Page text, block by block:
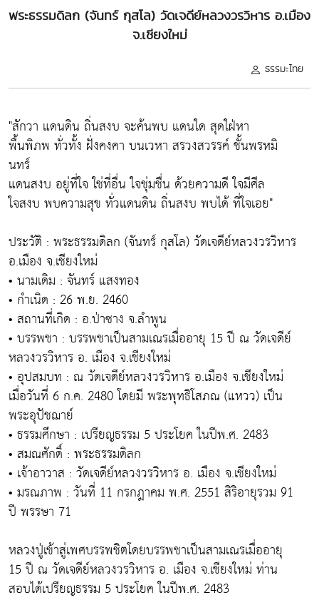
พระธรรมดิลก (จันทร์ กุสโล) วัดเจดีย์หลวงวรวิหาร อ.เมือง
จ.เชียงใหม่
ธรรมะไทย
"สักวา แดนดิน ถิ่นสงบ จะค้นพบ แดนใด สุดใฝ่หา
พื้นพิภพ ทั่วทั้ง ฝั่งคงคา บนเวหา สรวงสวรรค์ ชั้นพรหมิ
นทร์
แดนสงบ อยู่ที่ใจ ใช่ที่อื่น ใจชุ่มชื่น ด้วยความดี ใจมีศีล
ใจสงบ พบความสุข ทั่วแดนดิน ถิ่นสงบ พบได้ ที่ใจเอย"
ประวัติ : พระธรรมดิลก (จันทร์ กุสโล) วัดเจดีย์หลวงวรวิหาร
อ.เมือง จ.เชียงใหม่
• นามเดิม : จันทร์ แสงทอง
• กำเนิด : 26 พ.ย. 2460
• สถานที่เกิด : อ.ป่าซาง จ.ลำพูน
• บรรพชา : บรรพชาเป็นสามเณรเมื่ออายุ 15 ปี ณ วัดเจดีย์
หลวงวรวิหาร อ. เมือง จ.เชียงใหม่
• อุปสมบท : ณ วัดเจดีย์หลวงวรวิหาร อ.เมือง จ.เชียงใหม่
เมื่อวันที่ 6 ก.ค. 2480 โดยมี พระพุทธิโสภณ (แหวว) เป็น
พระอุปัชฌาย์
• ธรรมศึกษา : เปรียญธรรม 5 ประโยค ในปีพ.ศ. 2483
• สมณศักดิ์ : พระธรรมดิลก
• เจ้าอาวาส : วัดเจดีย์หลวงวรวิหาร อ. เมือง จ.เชียงใหม่
• มรณภาพ : วันที่ 11 กรกฎาคม พ.ศ. 2551 สิริอายุรวม 91
ปี พรรษา 71
หลวงปู่เข้าสู่เพศบรรพชิตโดยบรรพชาเป็นสามเณรเมื่ออายุ
15 ปี ณ วัดเจดีย์หลวงวรวิหาร อ. เมือง จ.เชียงใหม่ ท่าน
สอบได้เปรียญธรรม 5 ประโยค ในปีพ.ศ. 2483